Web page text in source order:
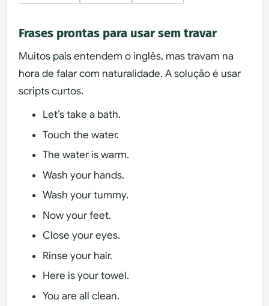
Frases prontas para usar sem travar
Muitos pais entendem o inglês, mas travam na
hora de falar com naturalidade. A solução é usar
scripts curtos.
Let’s take a bath.
Touch the water.
The water is warm.
Wash your hands.
Wash your tummy.
Now your feet.
Close your eyes.
Rinse your hair.
Here is your towel.
You are all clean.